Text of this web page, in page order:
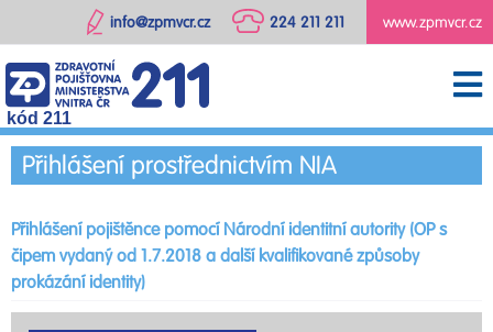
www.zpmvcr.cz
224 211 211
info@zpmvcr.cz
kód 211
Přihlášení prostřednictvím NIA
Přihlášení pojištěnce pomocí Národní identitní autority (OP s
čipem vydaný od 1.7.2018 a další kvalifikované způsoby
prokázání identity)